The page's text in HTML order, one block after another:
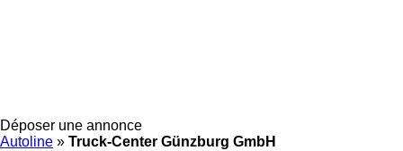
Déposer une annonce
Autoline » Truck-Center Günzburg GmbH